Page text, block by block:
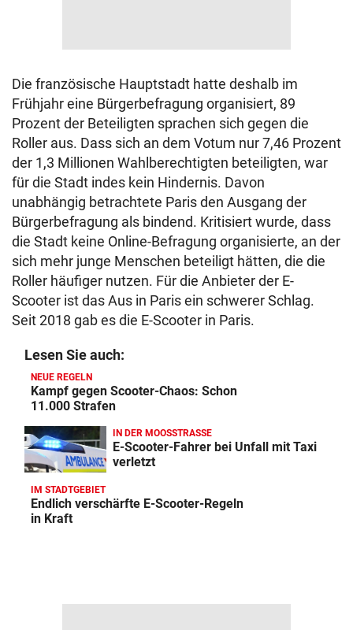
Die französische Hauptstadt hatte deshalb im
Frühjahr eine Bürgerbefragung organisiert, 89
Prozent der Beteiligten sprachen sich gegen die
Roller aus. Dass sich an dem Votum nur 7,46 Prozent
der 1,3 Millionen Wahlberechtigten beteiligten, war
für die Stadt indes kein Hindernis. Davon
unabhängig betrachtete Paris den Ausgang der
Bürgerbefragung als bindend. Kritisiert wurde, dass
die Stadt keine Online-Befragung organisierte, an der
sich mehr junge Menschen beteiligt hätten, die die
Roller häufiger nutzen. Für die Anbieter der E-
Scooter ist das Aus in Paris ein schwerer Schlag.
Seit 2018 gab es die E-Scooter in Paris.
Lesen Sie auch:
NEUE REGELN
Kampf gegen Scooter-Chaos: Schon
11.000 Strafen
IN DER MOOSSTRASSE
E-Scooter-Fahrer bei Unfall mit Taxi
verletzt
IM STADTGEBIET
Endlich verschärfte E-Scooter-Regeln
in Kraft